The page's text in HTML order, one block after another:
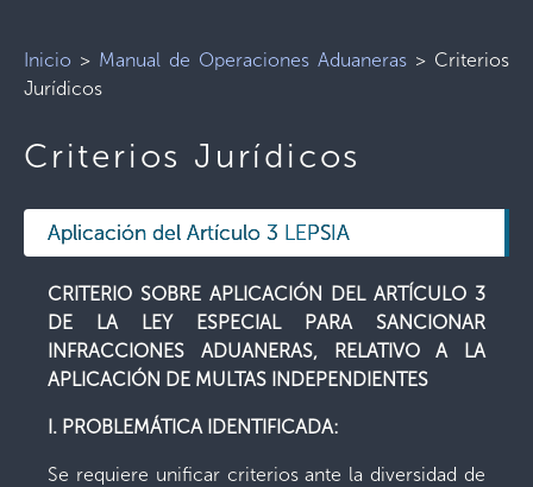
Inicio > Manual de Operaciones Aduaneras > Criterios
Jurídicos
Criterios Jurídicos
Aplicación del Artículo 3 LEPSIA
CRITERIO SOBRE APLICACIÓN DEL ARTÍCULO 3
DE LA LEY ESPECIAL PARA SANCIONAR
INFRACCIONES ADUANERAS, RELATIVO A LA
APLICACIÓN DE MULTAS INDEPENDIENTES
I. PROBLEMÁTICA IDENTIFICADA:
Se requiere unificar criterios ante la diversidad de